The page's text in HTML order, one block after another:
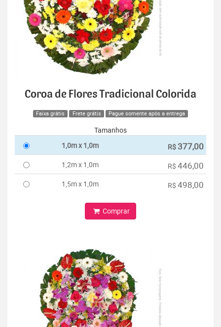
Coroa de Flores Tradicional Colorida
Faixa grátis Frete grátis Pague somente após a entrega
Tamanhos
1,0m x 1,0m
R$ 377,00
1,2m x 1,0m R$ 446,00
1,5m x 1,0m R$ 498,00
Comprar